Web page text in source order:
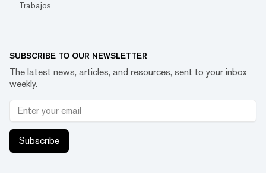
Trabajos
SUBSCRIBE TO OUR NEWSLETTER
The latest news, articles, and resources, sent to your inbox
weekly.
Subscribe